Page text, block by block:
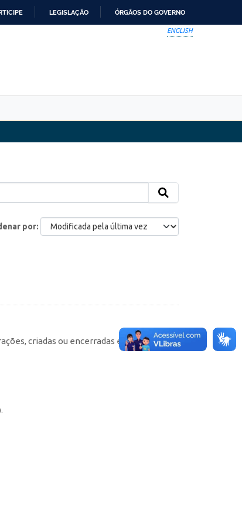
LEGISLAÇÃO ÓRGÃOS DO GOVERNO
ENGLISH
por
criadas ou encerradas em cada